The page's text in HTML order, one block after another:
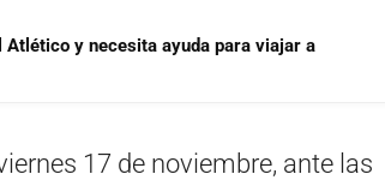
y necesita ayuda para viajar a
17 de noviembre, ante las